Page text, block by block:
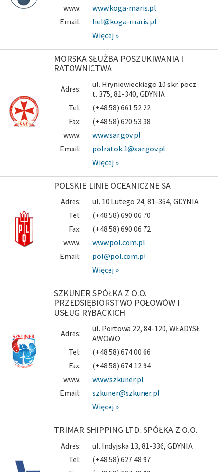
www:
www.koga-maris.pl
Email:
hel@koga-maris.pl
Więcej »
MORSKA SŁUŻBA POSZUKIWANIA I
RATOWNICTWA
Adres:
ul. Hryniewieckiego 10 skr. pocz
t. 375, 81-340, GDYNIA
Tel:
(+48 58) 661 52 22
Fax:
(+48 58) 620 53 38
www:
www.sar.gov.pl
Email:
polratok.1@sar.gov.pl
Więcej »
POLSKIE LINIE OCEANICZNE SA
Adres:
ul. 10 Lutego 24, 81-364, GDYNIA
Tel:
(+48 58) 690 06 70
Fax:
(+48 58) 690 06 72
www:
www.pol.com.pl
Email:
pol@pol.com.pl
Więcej »
SZKUNER SPÓŁKA Z O.O.
PRZEDSIĘBIORSTWO POŁOWÓW I
USŁUG RYBACKICH
Adres:
ul. Portowa 22, 84-120, WŁADYSŁ
AWOWO
Tel:
(+48 58) 674 00 66
Fax:
(+48 58) 674 12 94
www:
www.szkuner.pl
Email:
szkuner@szkuner.pl
Więcej »
TRIMAR SHIPPING LTD. SPÓŁKA Z O.O.
Adres:
ul. Indyjska 13, 81-336, GDYNIA
Tel:
(+48 58) 627 48 97